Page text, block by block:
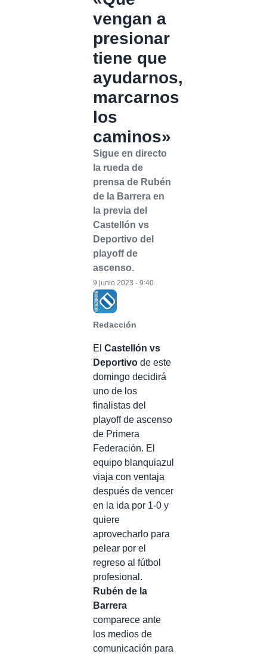
vengan a
presionar
tiene que
ayudarnos,
marcarnos
los
caminos»
Sigue en directo
la rueda de
prensa de Rubén
de la Barrera en
la previa del
Castellón vs
Deportivo del
playoff de
ascenso.
Redacción
9 junio 2023 - 9:40
El Castellón vs
Deportivo de este
domingo decidirá
uno de los
finalistas del
playoff de ascenso
de Primera
Federación. El
equipo blanquiazul
viaja con ventaja
después de vencer
en la ida por 1-0 y
quiere
aprovecharlo para
pelear por el
regreso al fútbol
profesional.
Rubén de la
Barrera
comparece ante
los medios de
comunicación para